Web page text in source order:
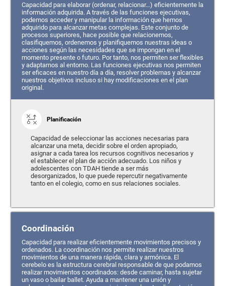
Capacidad para elaborar (ordenar, relacionar…) eficientemente la
información adquirida. A través de las funciones ejecutivas,
podemos acceder y manipular la información que hemos
adquirido para alcanzar metas complejas. Este conjunto de
procesos superiores, hace posible que relacionemos,
clasifiquemos, ordenemos y planifiquemos nuestras ideas o
acciones según las necesidades que se impongan en el
momento presente o futuro. Por tanto, nos permiten ser flexibles
y adaptarnos al entorno. Las funciones ejecutivas nos permiten
ser eficaces en nuestro día a día, resolver problemas y alcanzar
nuestros objetivos incluso si hay modificaciones en el plan
original.
Planificación
Capacidad de seleccionar las acciones necesarias para
alcanzar una meta, decidir sobre el orden apropiado,
asignar a cada tarea los recursos cognitivos necesarios y
el establecer el plan de acción adecuado. Los niños y
adolescentes con TDAH tiende a ser más
desorganizados, lo que puede repercutir negativamente
tanto en el colegio, como en sus relaciones sociales.
Coordinación
Capacidad para realizar eficientemente movimientos precisos y
ordenados. La coordinación nos permite realizar nuestros
movimientos de una manera rápida, clara y armónica. El
cerebelo es la estructura cerebral responsable de que podamos
realizar movimientos coordinados: desde caminar, hasta sujetar
un vaso o bailar ballet. Ayuda a mantener una unión y